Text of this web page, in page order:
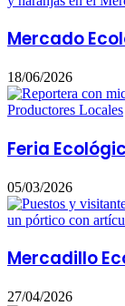
Mercado
18/06/2026
Feria
05/03/2026
Mercadillo
27/04/2026